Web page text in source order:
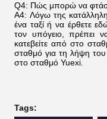
Q4: Πώς μπορώ να
A4: Λόγω της
ένα ταξί ή να έρθετε
τον υπόγειο, πρέπει
κατεβείτε από στο
σταθμό για τη λήψη
στο σταθμό Yuexi.
Tags: